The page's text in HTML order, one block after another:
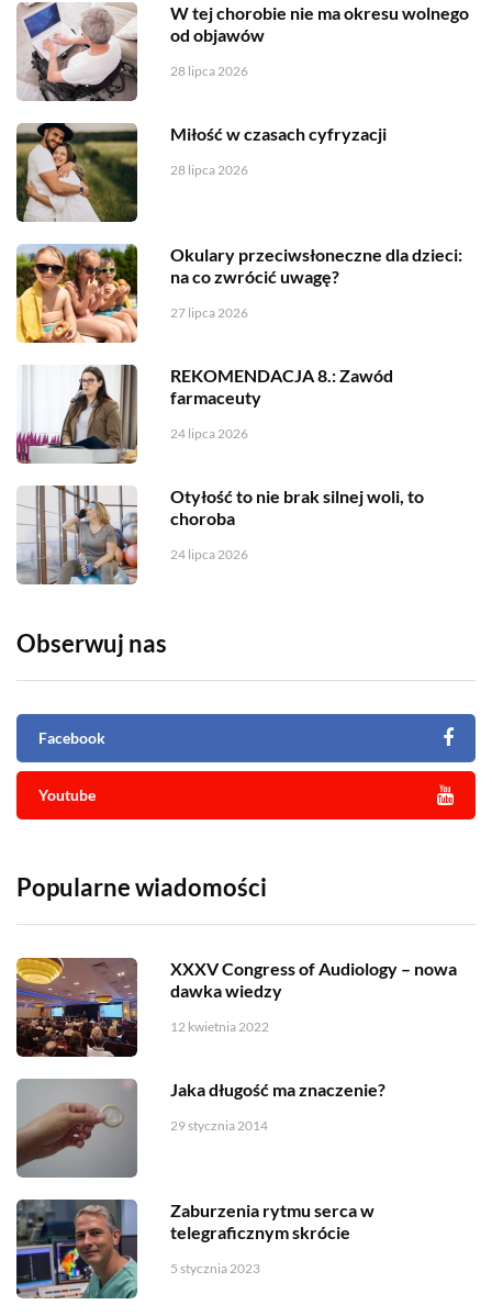
W tej chorobie nie ma okresu wolnego
od objawów
28 lipca 2026
Miłość w czasach cyfryzacji
28 lipca 2026
Okulary przeciwsłoneczne dla dzieci:
na co zwrócić uwagę?
27 lipca 2026
REKOMENDACJA 8.: Zawód
farmaceuty
24 lipca 2026
Otyłość to nie brak silnej woli, to
choroba
24 lipca 2026
Obserwuj nas
Facebook
Youtube
Popularne wiadomości
XXXV Congress of Audiology – nowa
dawka wiedzy
12 kwietnia 2022
Jaka długość ma znaczenie?
29 stycznia 2014
Zaburzenia rytmu serca w
telegraficznym skrócie
5 stycznia 2023